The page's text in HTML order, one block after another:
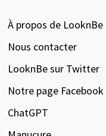
À propos de LooknBe
Nous contacter
LooknBe sur Twitter
Notre page Facebook
ChatGPT